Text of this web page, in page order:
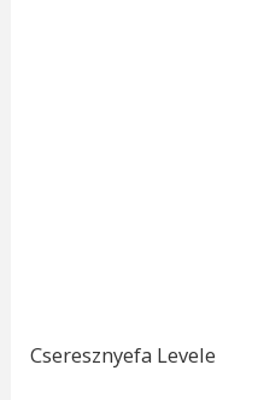
Cseresznyefa Levele